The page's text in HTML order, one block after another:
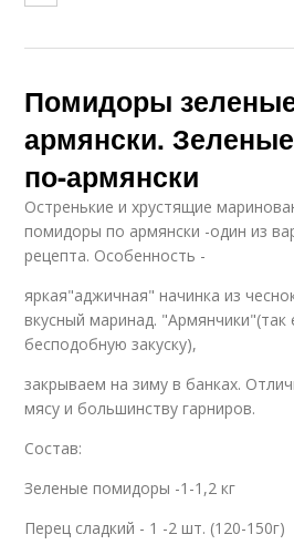
Помидоры
армянски.
по-армянски
Остренькие и хрустящие
помидоры по армянски -один из
рецепта. Особенность -
яркая"аджичная" начинка из
вкусный маринад.
бесподобную закуску),
закрываем на зиму в банках.
мясу и большинству гарниров.
Состав:
Зеленые помидоры -1-1,2 кг
Перец сладкий - 1 -2 шт. (120-150г)